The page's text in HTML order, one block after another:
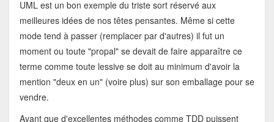
UML est un bon exemple du triste sort réservé aux
meilleures idées de nos têtes pensantes. Même si cette
mode tend à passer (remplacer par d'autres) il fut un
moment ou toute "propal" se devait de faire apparaître ce
terme comme toute lessive se doit au minimum d'avoir la
mention "deux en un" (voire plus) sur son emballage pour se
vendre.
Avant que d'excellentes méthodes comme TDD puissent